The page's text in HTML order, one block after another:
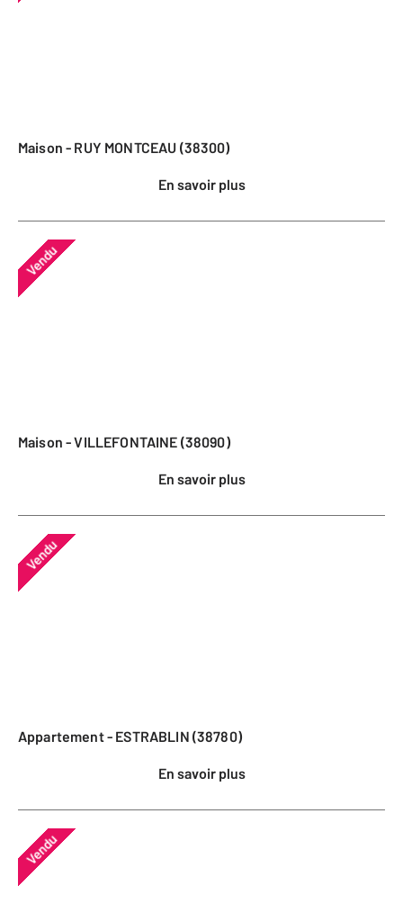
Maison - RUY MONTCEAU (38300)
En savoir plus
Vendu
Maison - VILLEFONTAINE (38090)
En savoir plus
Vendu
Appartement - ESTRABLIN (38780)
En savoir plus
Vendu